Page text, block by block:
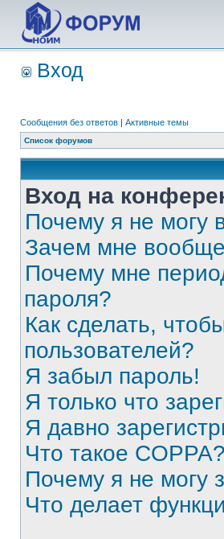
Вход
Сообщения без ответов | Активные темы
Список форумов
Вход на
Почему я не могу
Зачем мне вообще
Почему мне
пароля?
Как сделать,
пользователей?
Я забыл пароль!
Я только что
Я давно
Что такое COPPA?
Почему я не могу
Что делает